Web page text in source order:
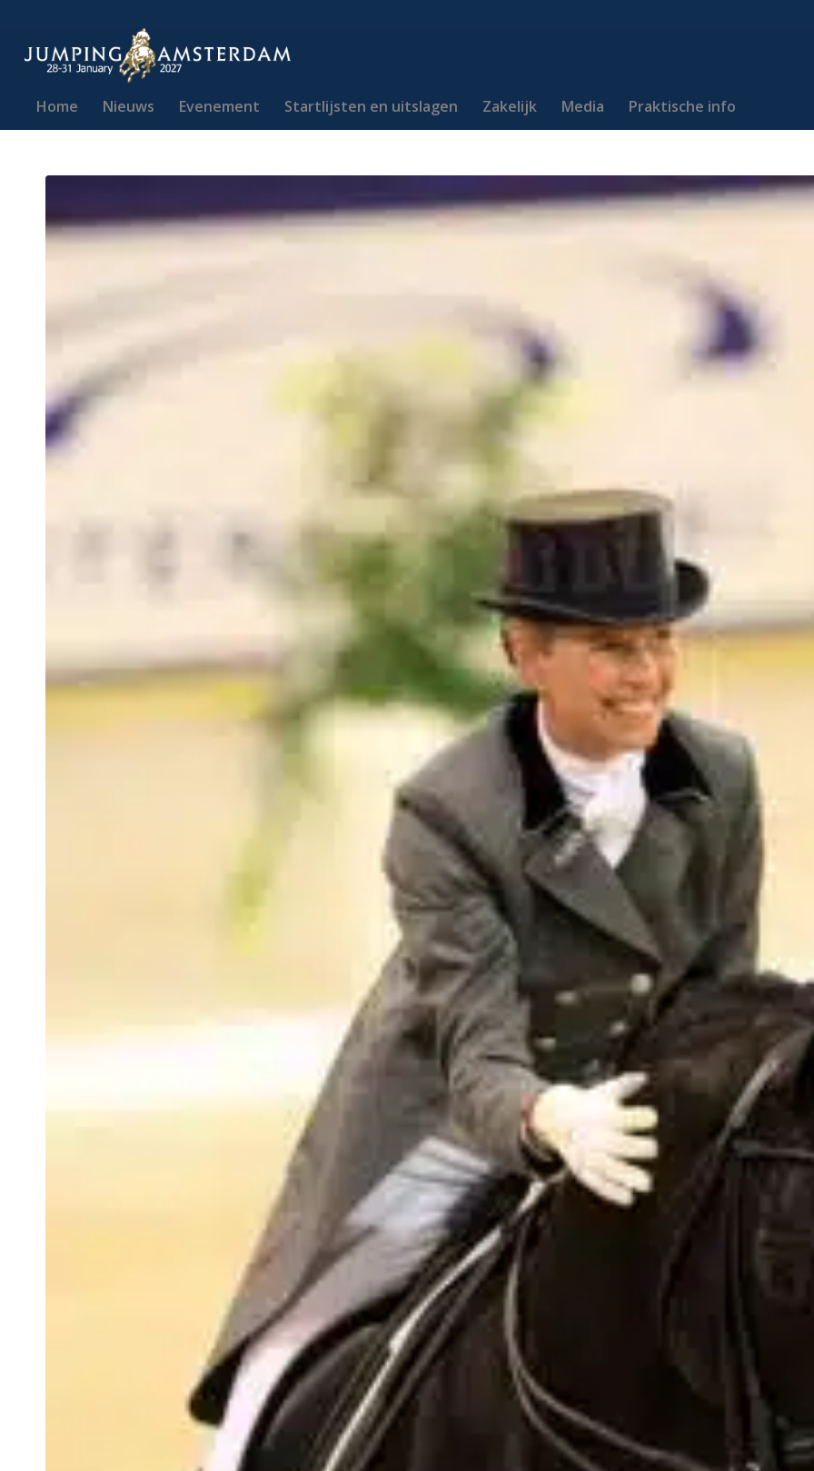
Home Nieuws Evenement Startlijsten en uitslagen Zakelijk Media Praktische info